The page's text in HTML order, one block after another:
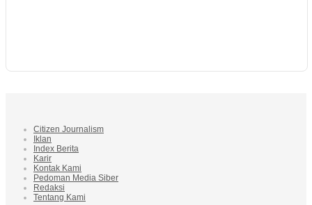
Citizen Journalism
Iklan
Index Berita
Karir
Kontak Kami
Pedoman Media Siber
Redaksi
Tentang Kami